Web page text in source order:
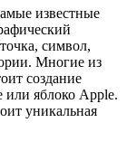
известные
символ,
Многие из
создание
или яблоко Apple.
уникальная